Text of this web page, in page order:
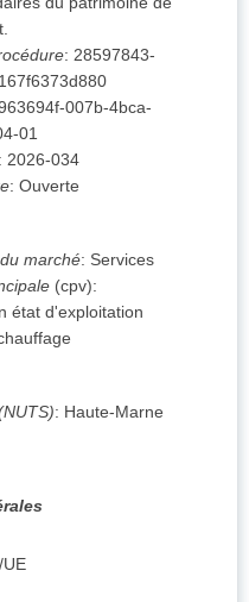
: 28597843-
007b-4bca-
01
: 2026-034
: Ouverte
marché: Services
(cpv):
état d'exploitation
: Haute-Marne